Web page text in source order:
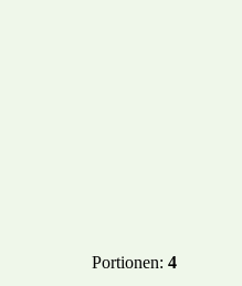
Portionen: 4